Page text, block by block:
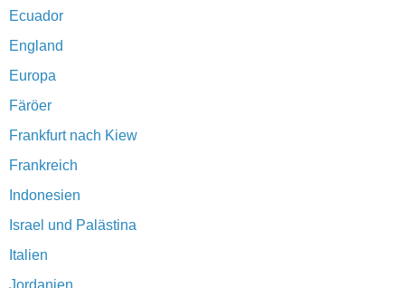
Ecuador
England
Europa
Färöer
Frankfurt nach Kiew
Frankreich
Indonesien
Israel und Palästina
Italien